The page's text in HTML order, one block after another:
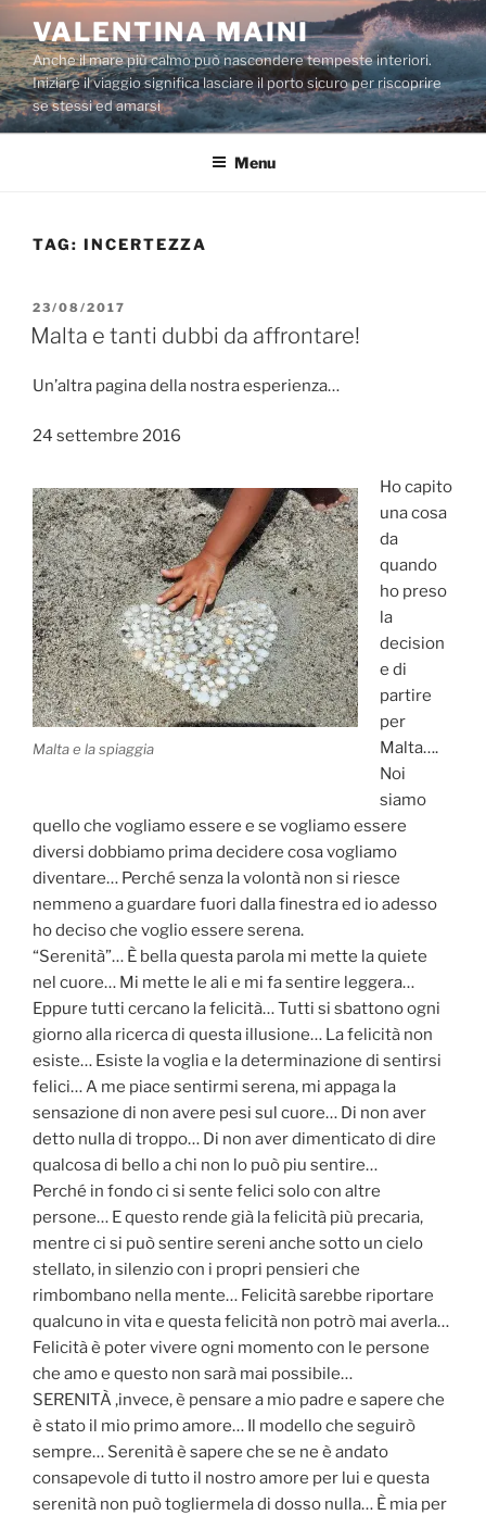
Salta
al
contenuto
VALENTINA MAINI
Anche il mare più calmo può nascondere tempeste interiori.
Iniziare il viaggio significa lasciare il porto sicuro per riscoprire
se stessi ed amarsi
Menu
TAG: INCERTEZZA
PUBBLICATO
IL
23/08/2017
Malta e tanti dubbi da affrontare!
Un’altra pagina della nostra esperienza…
24 settembre 2016
Malta e la spiaggia
Ho capito
una cosa
da
quando
ho preso
la
decision
e di
partire
per
Malta….
Noi
siamo
quello che vogliamo essere e se vogliamo essere
diversi dobbiamo prima decidere cosa vogliamo
diventare… Perché senza la volontà non si riesce
nemmeno a guardare fuori dalla finestra ed io adesso
ho deciso che voglio essere serena.
“Serenità”… È bella questa parola mi mette la quiete
nel cuore… Mi mette le ali e mi fa sentire leggera…
Eppure tutti cercano la felicità… Tutti si sbattono ogni
giorno alla ricerca di questa illusione… La felicità non
esiste… Esiste la voglia e la determinazione di sentirsi
felici… A me piace sentirmi serena, mi appaga la
sensazione di non avere pesi sul cuore… Di non aver
detto nulla di troppo… Di non aver dimenticato di dire
qualcosa di bello a chi non lo può piu sentire…
Perché in fondo ci si sente felici solo con altre
persone… E questo rende già la felicità più precaria,
mentre ci si può sentire sereni anche sotto un cielo
stellato, in silenzio con i propri pensieri che
rimbombano nella mente… Felicità sarebbe riportare
qualcuno in vita e questa felicità non potrò mai averla…
Felicità è poter vivere ogni momento con le persone
che amo e questo non sarà mai possibile…
SERENITÀ ,invece, è pensare a mio padre e sapere che
è stato il mio primo amore… Il modello che seguirò
sempre… Serenità è sapere che se ne è andato
consapevole di tutto il nostro amore per lui e questa
serenità non può togliermela di dosso nulla… È mia per